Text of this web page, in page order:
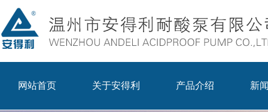
网站首页 关于安得利 产品介绍 新